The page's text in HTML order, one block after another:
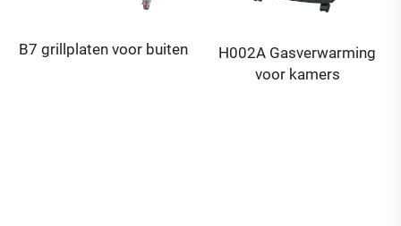
B7 grillplaten voor buiten
H002A Gasverwarming
voor kamers